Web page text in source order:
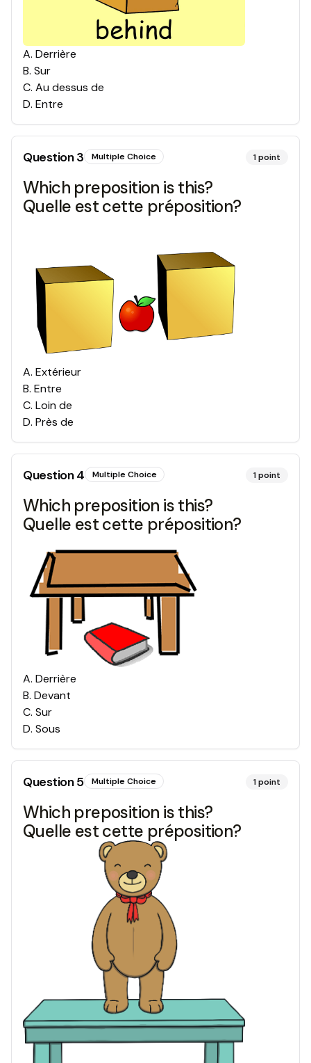
A. Derrière
B. Sur
C. Au dessus de
D. Entre
Question3 Multiple Choice 1point
Which preposition is this?
Quelle est cette préposition?
A. Extérieur
B. Entre
C. Loin de
D. Près de
Question4 Multiple Choice 1point
Which preposition is this?
Quelle est cette préposition?
A. Derrière
B. Devant
C. Sur
D. Sous
Question5 Multiple Choice 1point
Which preposition is this?
Quelle est cette préposition?